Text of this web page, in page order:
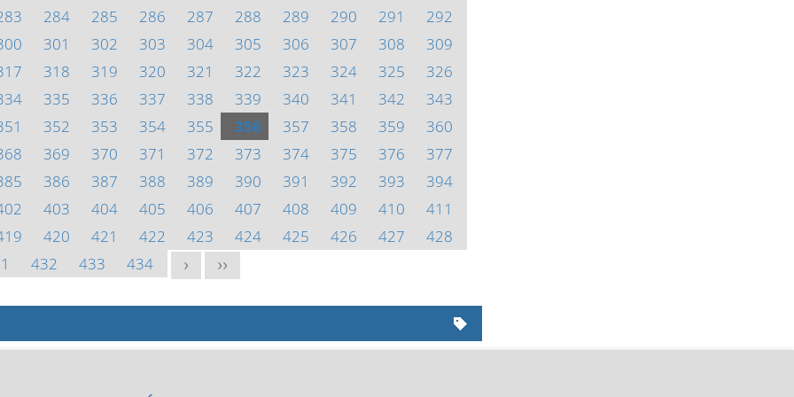
284 285 286 287 288 289 290 291
292
301 302 303 304 305 306 307 308
309
318 319 320 321 322 323 324 325
326
335 336 337 338 339 340 341 342
343
352 353 354 355 356 357 358 359
360
369 370 371 372 373 374 375 376
377
386 387 388 389 390 391 392 393
394
403 404 405 406 407 408 409 410
411
420 421 422 423 424 425 426 427
428
432 433 434 > >>